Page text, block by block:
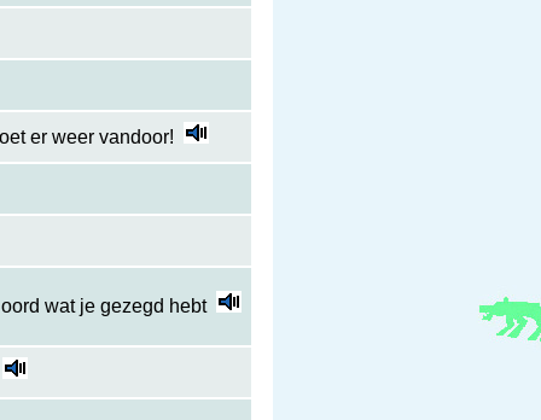
er weer vandoor!
wat je gezegd hebt